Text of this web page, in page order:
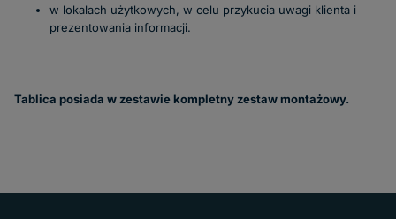
w lokalach użytkowych, w celu przykucia uwagi klienta i
prezentowania informacji.
Tablica posiada w zestawie kompletny zestaw montażowy.